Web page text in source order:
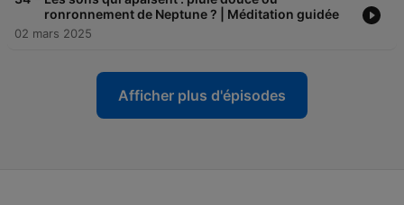
ronronnement de Neptune ? | Méditation guidée
02 mars 2025
Afficher plus d'épisodes